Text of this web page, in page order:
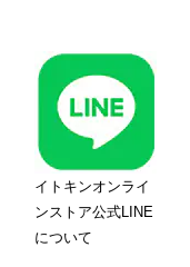
イトキンオンライ
ンストア公式LINE
について